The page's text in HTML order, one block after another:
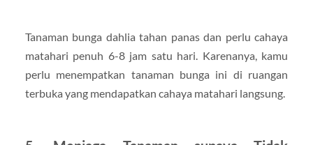
Tanaman bunga dahlia tahan panas dan perlu cahaya
matahari penuh 6-8 jam satu hari. Karenanya, kamu
perlu menempatkan tanaman bunga ini di ruangan
terbuka yang mendapatkan cahaya matahari langsung.